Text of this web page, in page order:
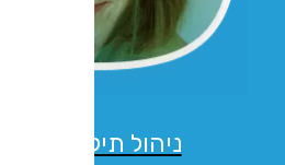
ניהול תיקי